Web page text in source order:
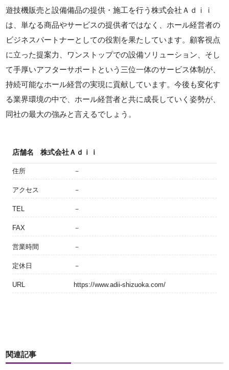
遊技機販売と設備備品の提供・施工を行う株式会社Ａｄｉｉ
は、単なる商品やサービスの提供者ではなく、ホール経営者の
ビジネスパートナーとしての役割を果たしています。顧客視点
に立った提案力、ワンストップでの設備ソリューション、そし
て手厚いアフターサポートという三位一体のサービス体制が、
持続可能なホール経営の実現に貢献しています。今後も変化す
る業界環境の中で、ホール経営者と共に成長していく姿勢が、
同社の最大の強みと言えるでしょう。
店舗名 株式会社Ａｄｉｉ
住所 －
アクセス －
TEL －
FAX －
営業時間 －
定休日 －
URL https://www.adii-shizuoka.com/
関連記事